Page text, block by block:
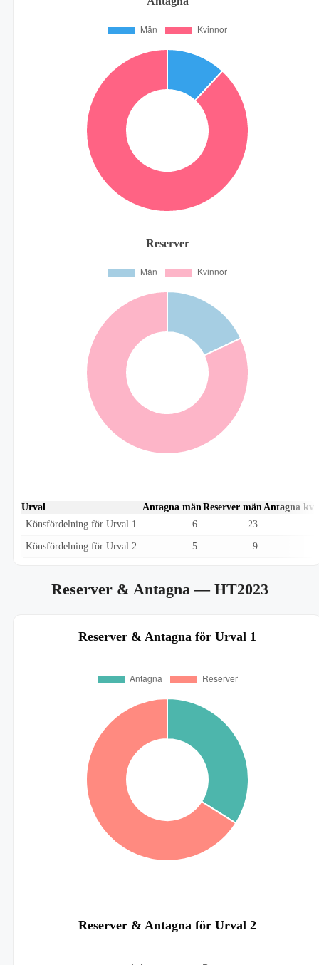
Reserver
Urval Antagna män Reserver män Antagna
Könsfördelning för Urval 1
6 23
Könsfördelning för Urval 2 5 9
Reserver & Antagna— HT2023
Reserver & Antagna för Urval 1
Reserver & Antagna för Urval 2